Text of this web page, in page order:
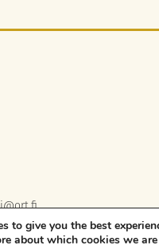
to give you the best
about which cookies we